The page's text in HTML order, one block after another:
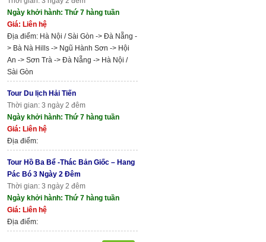
Ngày khởi hành: Thứ 7 hàng tuần
Giá: Liên hệ
Địa điểm: Hà Nội / Sài Gòn -> Đà Nẵng -
> Bà Nà Hills -> Ngũ Hành Sơn -> Hội
An -> Sơn Trà -> Đà Nẵng -> Hà Nội /
Sài Gòn
Tour Du lịch Hải Tiến
Thời gian: 3 ngày 2 đêm
Ngày khởi hành: Thứ 7 hàng tuần
Giá: Liên hệ
Địa điểm:
Tour Hồ Ba Bể -Thác Bản Giốc – Hang
Pác Bó 3 Ngày 2 Đêm
Thời gian: 3 ngày 2 đêm
Ngày khởi hành: Thứ 7 hàng tuần
Giá: Liên hệ
Địa điểm: